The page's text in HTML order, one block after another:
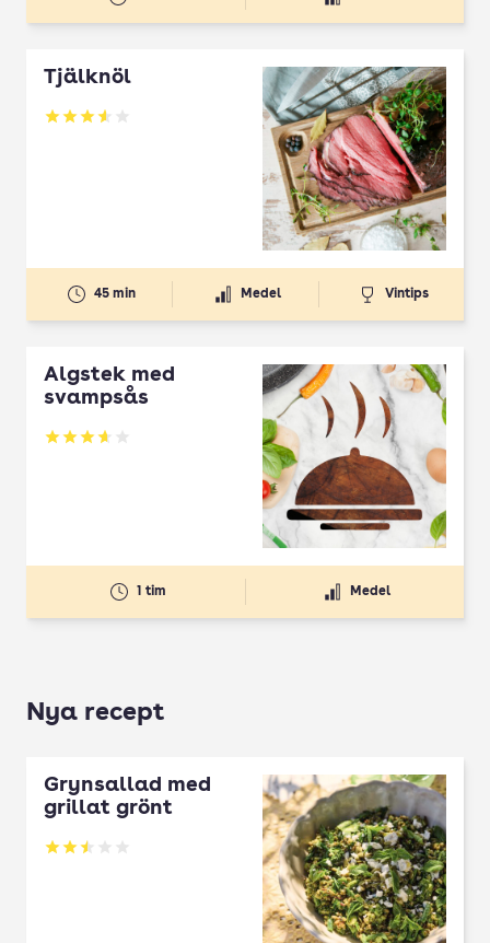
Tjälknöl
Betyg: 3.6 av 5
45 min Medel Vintips
Älgstek med
svampsås
Betyg: 3.65 av 5
1 tim Medel
Nya recept
Grynsallad med
grillat grönt
Betyg: 2.5 av 5